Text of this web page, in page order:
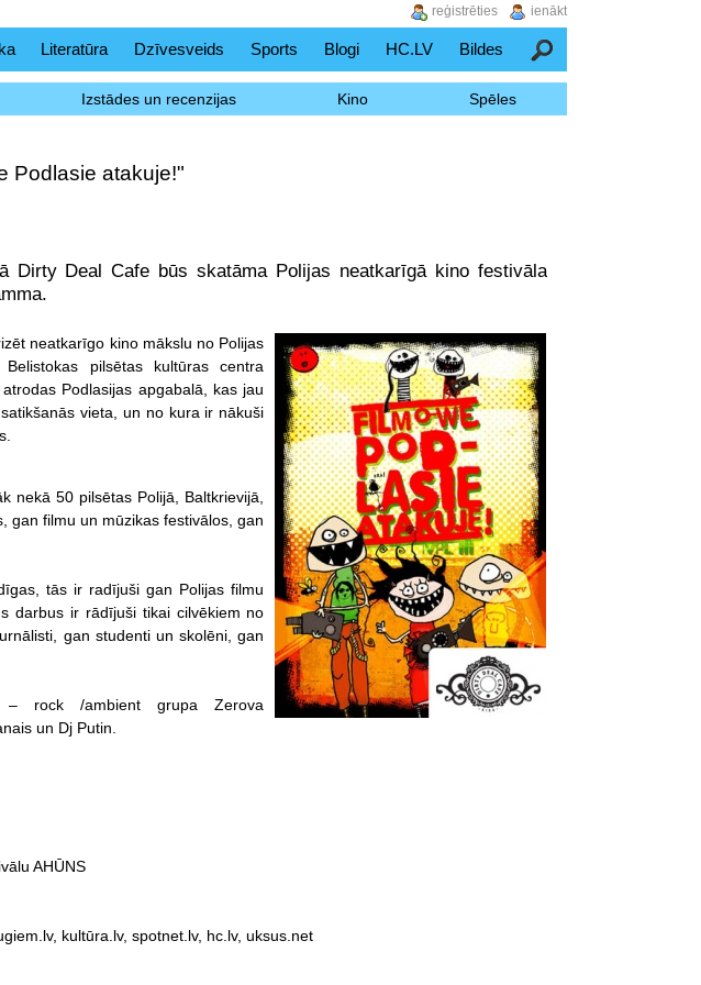
Literatūra Dzīvesveids Sports Blogi HC.LV Bildes Meklēšana
Izstādes un recenzijas Kino Spēles
Podlasie atakuje!"
Deal Cafe būs skatāma Polijas neatkarīgā kino festivāla
neatkarīgo kino mākslu no Polijas
pilsētas kultūras centra
Podlasijas apgabalā, kas jau
vieta, un no kura ir nākuši
nekā 50 pilsētas Polijā, Baltkrievijā,
gan filmu un mūzikas festivālos, gan
tās ir radījuši gan Polijas filmu
darbus ir rādījuši tikai cilvēkiem no
gan studenti un skolēni, gan
rock /ambient grupa Zerova
un Dj Putin.
AHŪNS
kultūra.lv, spotnet.lv, hc.lv, uksus.net
ienākt
reģistrēties